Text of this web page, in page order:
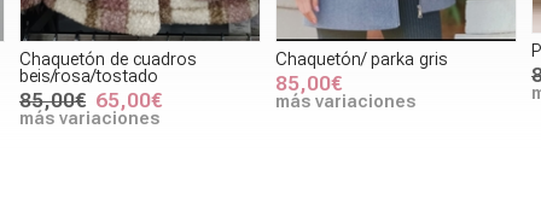
Chaquetón de cuadros
beis/rosa/tostado
85,00€ 65,00€
más variaciones
Chaquetón/ parka gris
85,00€
más variaciones